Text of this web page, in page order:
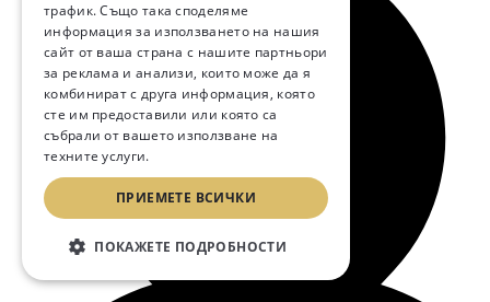
трафик. Също така споделяме
информация за използването на нашия
сайт от ваша страна с нашите партньори
за реклама и анализи, които може да я
комбинират с друга информация, която
сте им предоставили или която са
събрали от вашето използване на
техните услуги.
ПРИЕМЕТЕ ВСИЧКИ
ПОКАЖЕТЕ ПОДРОБНОСТИ